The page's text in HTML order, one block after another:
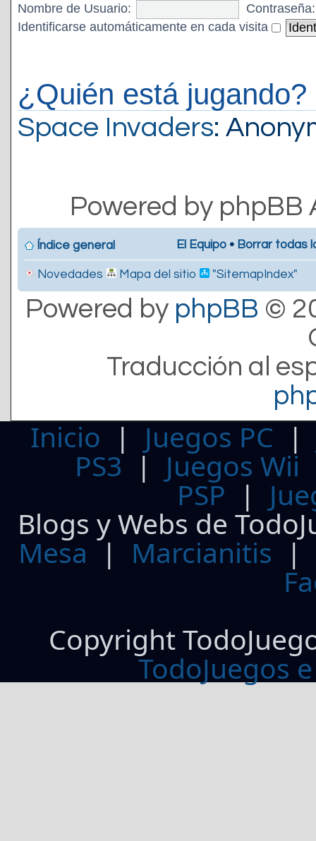
Nombre de Usuario:
Contraseña:
Identificarse automáticamente en cada visita
¿Quién está jugando?
Space Invaders:
Powered by
Índice general El Equipo • Borrar todas
Novedades Mapa del sitio "SitemapIndex"
Powered by phpBB ©
Traducción al
Inicio | Juegos PC
PS3| Juegos Wii
PSP |
Blogs y Webs de
Mesa | Marcianitis |
Copyright
TodoJuegos